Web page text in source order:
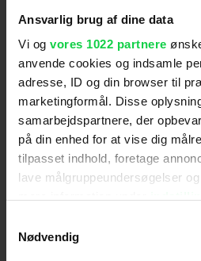
Ansvarlig brug af dine data
Vi og vores 1022 partnere
anvende cookies og indsamle
adresse, ID og din browser til
marketingformål. Disse
samarbejdspartnere, der
på din enhed for at vise dig
tilpasset indhold, foretage
lave målgruppeundersøgelser
tilbage eller ændre indstillinger
"Cookiedeklaration", eller ved
Nødvendig
Mest læste